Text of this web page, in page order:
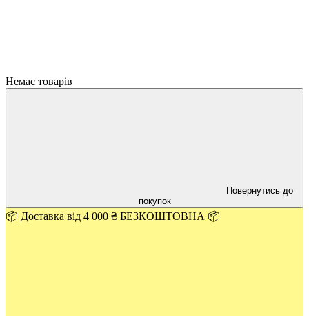
Немає товарів
Повернутись до
покупок
📦 Доставка від 4 000 ₴ БЕЗКОШТОВНА 📦